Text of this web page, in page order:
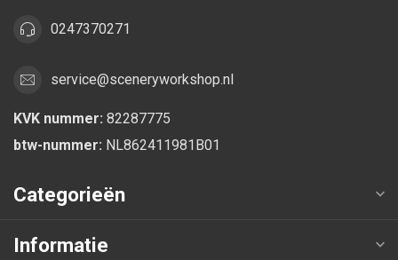
0247370271
service@sceneryworkshop.nl
KVK nummer: 82287775
btw-nummer: NL862411981B01
Categorieën
Informatie